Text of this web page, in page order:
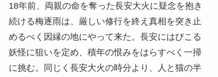
18年前、両親の命を奪った長安大火に疑念を抱き
続ける梅逐雨は、厳しい修行を終え真相を突き止
めるべく因縁の地にやって来た。長安にはびこる
妖怪に狙いを定め、積年の恨みをはらすべく一掃
に挑む。同じく長安大火の時分より、人と猫の半